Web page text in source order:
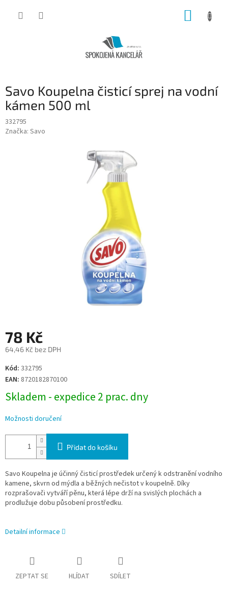
Savo Koupelna čisticí sprej na vodní
kámen 500 ml
332795
Značka: Savo
78 Kč
64,46 Kč bez DPH
Měrná
cena:
Kód: 332795
EAN: 8720182870100
Skladem - expedice 2 prac. dny
Možnosti doručení
Přidat do košíku
Savo Koupelna je účinný čisticí prostředek určený k odstranění vodního
kamene, skvrn od mýdla a běžných nečistot v koupelně. Díky
rozprašovači vytváří pěnu, která lépe drží na svislých plochách a
prodlužuje dobu působení prostředku.
Detailní informace
ZEPTAT SE HLÍDAT SDÍLET